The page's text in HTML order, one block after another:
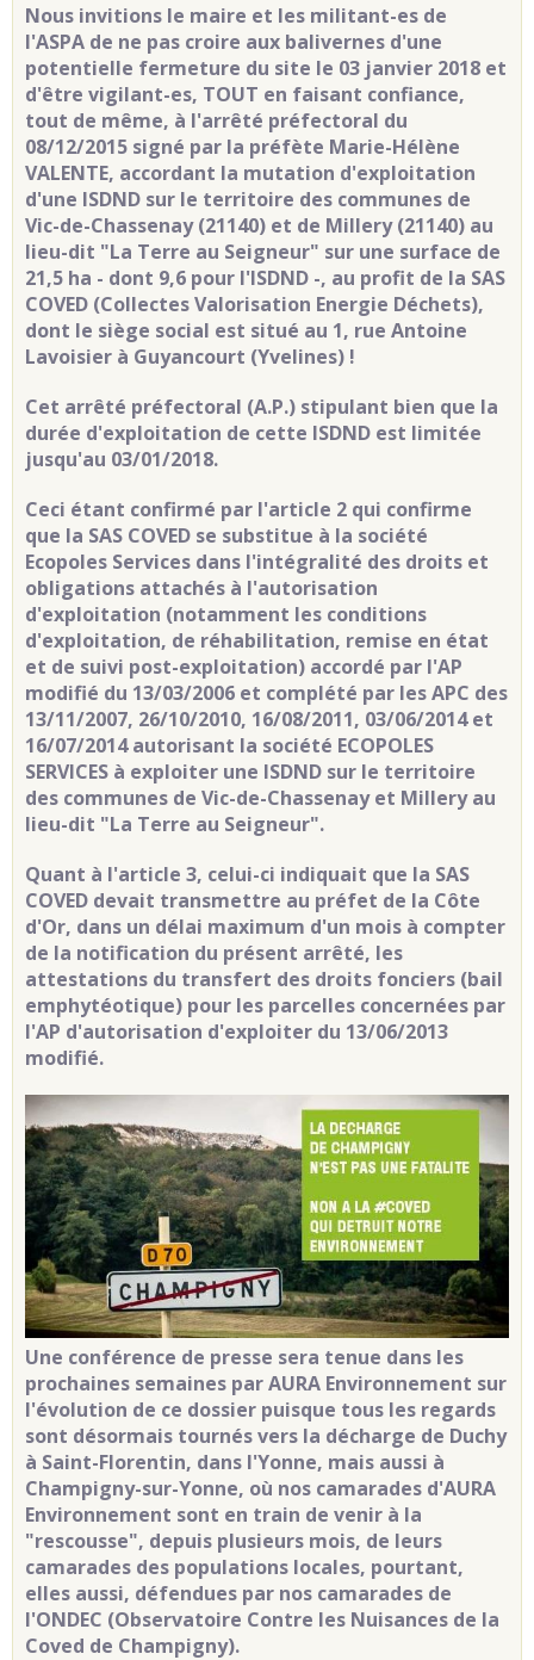
Nous invitions le maire et les militant-es de
l'ASPA de ne pas croire aux balivernes d'une
potentielle fermeture du site le 03 janvier 2018 et
d'être vigilant-es, TOUT en faisant confiance,
tout de même, à l'arrêté préfectoral du
08/12/2015 signé par la préfète Marie-Hélène
VALENTE, accordant la mutation d'exploitation
d'une ISDND sur le territoire des communes de
Vic-de-Chassenay (21140) et de Millery (21140) au
lieu-dit "La Terre au Seigneur" sur une surface de
21,5 ha - dont 9,6 pour l'ISDND -, au profit de la SAS
COVED (Collectes Valorisation Energie Déchets),
dont le siège social est situé au 1, rue Antoine
Lavoisier à Guyancourt (Yvelines) !
Cet arrêté préfectoral (A.P.) stipulant bien que la
durée d'exploitation de cette ISDND est limitée
jusqu'au 03/01/2018.
Ceci étant confirmé par l'article 2 qui confirme
que la SAS COVED se substitue à la société
Ecopoles Services dans l'intégralité des droits et
obligations attachés à l'autorisation
d'exploitation (notamment les conditions
d'exploitation, de réhabilitation, remise en état
et de suivi post-exploitation) accordé par l'AP
modifié du 13/03/2006 et complété par les APC des
13/11/2007, 26/10/2010, 16/08/2011, 03/06/2014 et
16/07/2014 autorisant la société ECOPOLES
SERVICES à exploiter une ISDND sur le territoire
des communes de Vic-de-Chassenay et Millery au
lieu-dit "La Terre au Seigneur".
Quant à l'article 3, celui-ci indiquait que la SAS
COVED devait transmettre au préfet de la Côte
d'Or, dans un délai maximum d'un mois à compter
de la notification du présent arrêté, les
attestations du transfert des droits fonciers (bail
emphytéotique) pour les parcelles concernées par
l'AP d'autorisation d'exploiter du 13/06/2013
modifié.
Une conférence de presse sera tenue dans les
prochaines semaines par AURA Environnement sur
l'évolution de ce dossier puisque tous les regards
sont désormais tournés vers la décharge de Duchy
à Saint-Florentin, dans l'Yonne, mais aussi à
Champigny-sur-Yonne, où nos camarades d'AURA
Environnement sont en train de venir à la
"rescousse", depuis plusieurs mois, de leurs
camarades des populations locales, pourtant,
elles aussi, défendues par nos camarades de
l'ONDEC (Observatoire Contre les Nuisances de la
Coved de Champigny).